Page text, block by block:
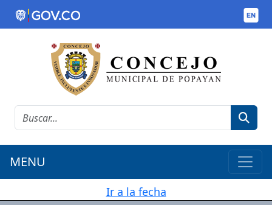
MENU
Ir a la fecha